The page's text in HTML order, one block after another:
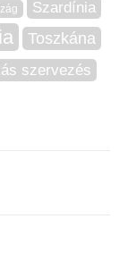
Szardínia
Toszkána
szervezés